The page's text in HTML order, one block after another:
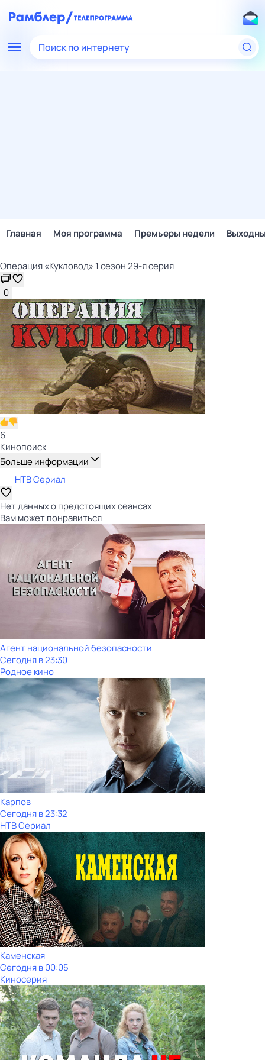
Поиск по интернету
Главная Моя программа Премьеры недели
Операция «Кукловод» 1 сезон 29-я серия
0
6
Кинопоиск
Больше информации
НТВ Сериал
Нет данных о предстоящих сеансах
Вам может понравиться
Агент национальной безопасности
Сегодня в 23:30
Родное кино
Карпов
Сегодня в 23:32
НТВ Сериал
Каменская
Сегодня в 00:05
Киносерия